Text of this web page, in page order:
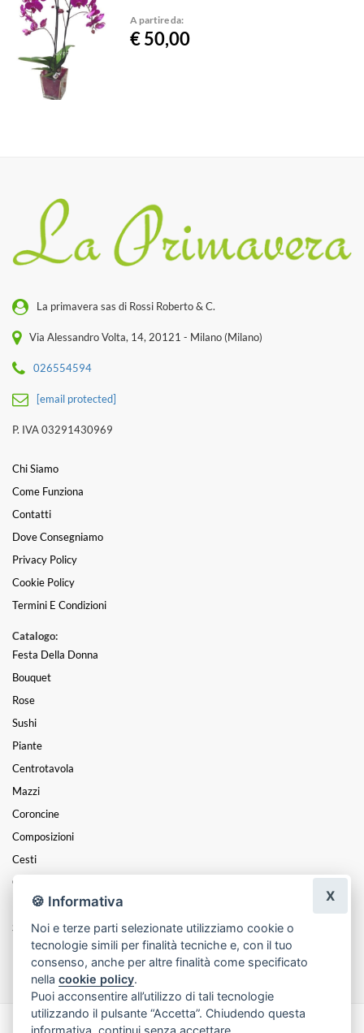
A partire da:
€ 50,00
La primavera sas di Rossi Roberto & C.
Via Alessandro Volta, 14, 20121 - Milano (Milano)
026554594
[email protected]
P. IVA 03291430969
Chi Siamo
Come Funziona
Contatti
Dove Consegniamo
Privacy Policy
Cookie Policy
Termini E Condizioni
Catalogo:
Festa Della Donna
Bouquet
Rose
Sushi
Piante
Centrotavola
Mazzi
Coroncine
Composizioni
Cesti
Cuori
Funebre
San Valentino
Festa Della Mamma
🍪 Informativa
Noi e terze parti selezionate utilizziamo cookie o
tecnologie simili per finalità tecniche e, con il tuo
consenso, anche per altre finalità come specificato
nellacookie policy.
Puoi acconsentire all’utilizzo di tali tecnologie
utilizzando il pulsante “Accetta”. Chiudendo questa
informativa, continui senza accettare.
X